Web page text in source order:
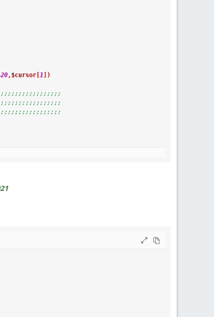
20, $cursor[ 1
)